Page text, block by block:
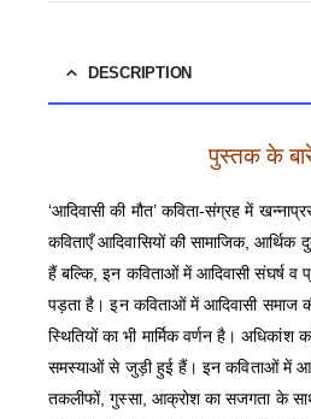
DESCRIPTION
पुस्तक के
‘आदिवासी की मौत’ कविता-संग्रह में
कविताएँ आदिवासियों की सामाजिक, आर्थिक
हैं बल्कि, इन कविताओं में आदिवासी संघर्ष व
पड़ता है। इन कविताओं में आदिवासी समाज
स्थितियों का भी मार्मिक वर्णन है। अधिकांश
समस्याओं से जुड़ी हुई हैं। इन कविताओं में
तकलीफों, गुस्सा, आक्रोश का सजगता के